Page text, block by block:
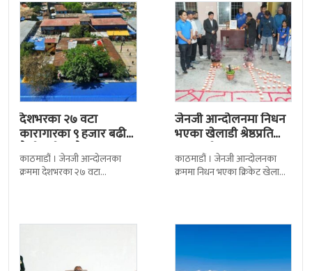
देशभरका २७ वटा
कारागारका ९ हजार बढी
कैदीबन्दी अझै फरार
काठमाडौं । जेनजी आन्दोलनका
क्रममा देशभरका २७ वटा
जेनजी आन्दोलनमा निधन
भएका खेलाडी श्रेष्ठप्रति
श्रद्धाञ्जली
काठमाडौं । जेनजी आन्दोलनका
क्रममा निधन भएका क्रिकेट खेलाडी